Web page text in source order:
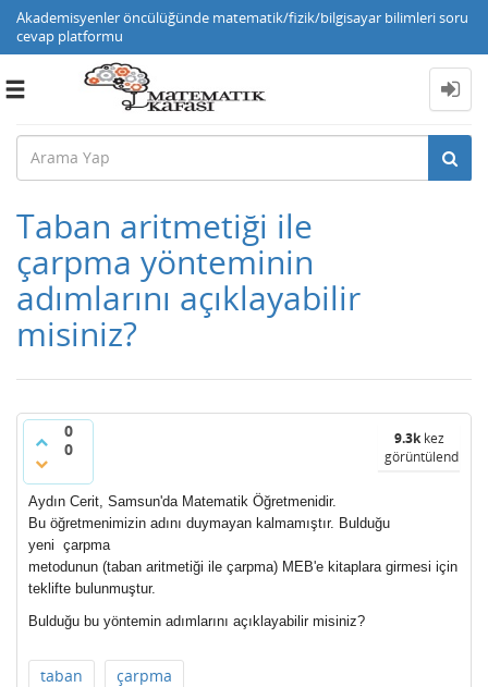
Akademisyenler öncülüğünde matematik/fizik/bilgisayar bilimleri soru
cevap platformu
Toggle
Taban aritmetiği ile
çarpma yönteminin
adımlarını açıklayabilir
misiniz?
0
0
9.3kkez
görüntülendi
Aydın Cerit, Samsun'da Matematik Öğretmenidir.
Bu öğretmenimizin adını duymayan kalmamıştır. Bulduğu
yeni çarpma
metodunun (taban aritmetiği ile çarpma) MEB'e kitaplara girmesi için
teklifte bulunmuştur.
Bulduğu bu yöntemin adımlarını açıklayabilir misiniz?
taban çarpma